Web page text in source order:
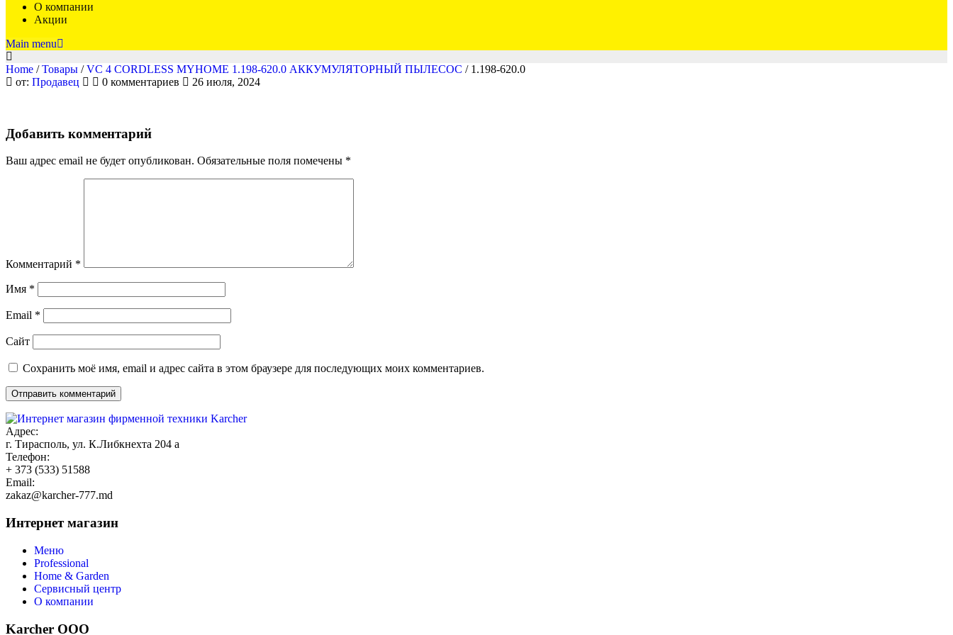
О компании
Акции
Main menu
Home / Товары / VC 4 CORDLESS MYHOME 1.198-620.0 АККУМУЛЯТОРНЫЙ ПЫЛЕСОС / 1.198-620.0
1.198-
от: Продавец 0 комментариев 26 июля, 2024
Добавить комментарий
Ваш адрес email не будет опубликован. Обязательные поля помечены *
Комментарий *
Имя *
Email *
Сайт
Сохранить моё имя, email и адрес сайта в этом браузере для последующих моих комментариев.
Адрес:
г. Тирасполь, ул. К.Либкнехта 204 а
Телефон:
+ 373 (533) 51588
Email:
zakaz@karcher-777.md
Интернет магазин
Меню
Professional
Home & Garden
Сервисный центр
О компании
Karcher ООО